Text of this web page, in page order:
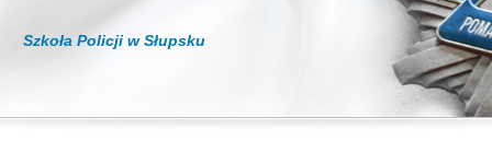
Szkoła Policji w Słupsku